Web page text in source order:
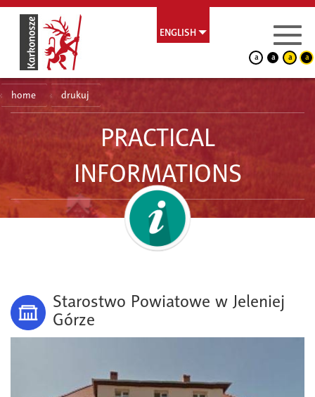
ENGLISH
a a a a
home drukuj
PRACTICAL
INFORMATIONS
Starostwo Powiatowe w Jeleniej
Górze